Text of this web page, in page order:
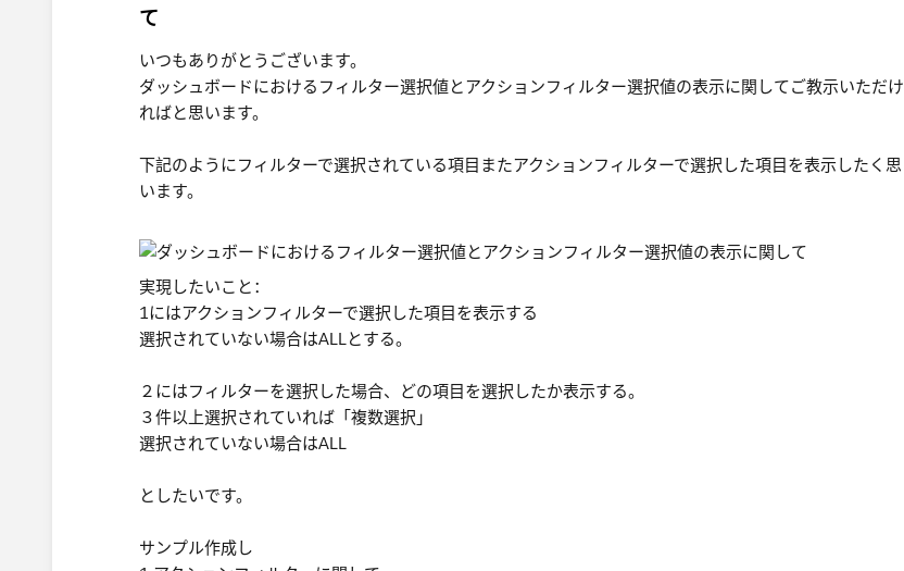
て
いつもありがとうございます。
ダッシュボードにおけるフィルター選択値とアクションフィルター選択値の表示に関してご教示いただけ
ればと思います。
下記のようにフィルターで選択されている項目またアクションフィルターで選択した項目を表示したく思
います。
実現したいこと：
1にはアクションフィルターで選択した項目を表示する
選択されていない場合はALLとする。
２にはフィルターを選択した場合、どの項目を選択したか表示する。
３件以上選択されていれば「複数選択」
選択されていない場合はALL
としたいです。
サンプル作成し